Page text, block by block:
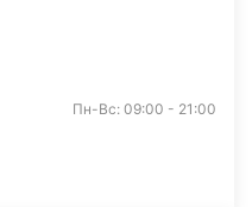
Пн-Вс: 09:00 - 21:00